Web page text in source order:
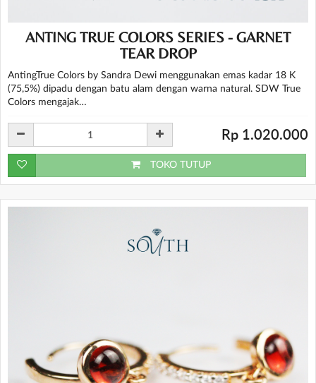
ANTING TRUE COLORS SERIES - GARNET
TEAR DROP
AntingTrue Colors by Sandra Dewi menggunakan emas kadar 18 K
(75,5%) dipadu dengan batu alam dengan warna natural. SDW True
Colors mengajak…
Rp 1.020.000
TOKO TUTUP